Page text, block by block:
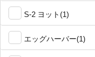
S-2 ヨット(1)
エッグハーバー(1)